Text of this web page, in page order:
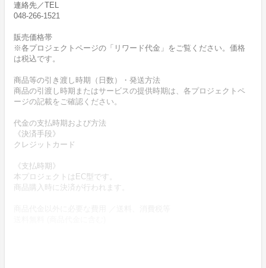
連絡先／TEL
048-266-1521
販売価格帯
※各プロジェクトページの「リワード代金」をご覧ください。価格
は税込です。
商品等の引き渡し時期（日数）・発送方法
商品の引渡し時期またはサービスの提供時期は、各プロジェクトペ
ージの記載をご確認ください。
代金の支払時期および方法
《決済手段》
クレジットカード
《支払時期》
本プロジェクトはEC型です。
商品購入時に決済が行われます。